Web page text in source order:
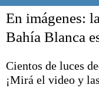
Deportes
En imágenes:
Bahía Blanca
Cientos de luces
¡Mirá el video y